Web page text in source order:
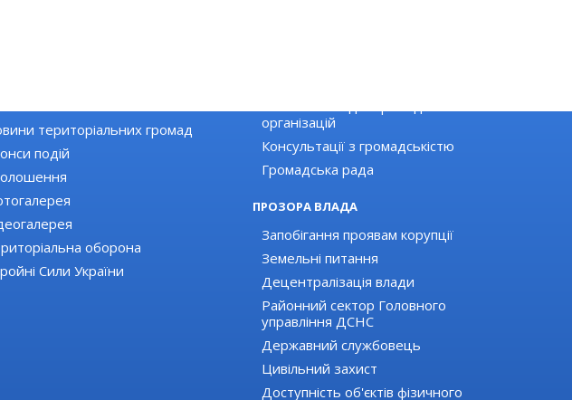
територіальних громад
подій
оборона
Сили України
організацій
Консультації з громадськістю
Громадська рада
ПРОЗОРА ВЛАДА
Запобігання проявам корупції
Земельні питання
Децентралізація влади
Районний сектор Головного
управління ДСНС
Державний службовець
Цивільний захист
Доступність об'єктів фізичного